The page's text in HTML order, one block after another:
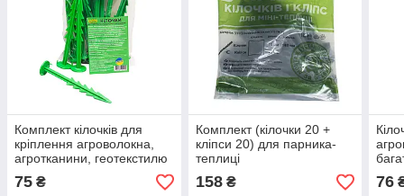
Комплект кілочків для
кріплення агроволокна,
агротканини, геотекстилю
(20 штук)
75 ₴
Комплект (кілочки 20 +
кліпси 20) для парника-
теплиці
158₴
(20
76